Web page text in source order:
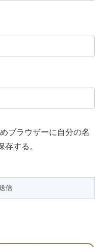
ブラウザーに自分の名
する。